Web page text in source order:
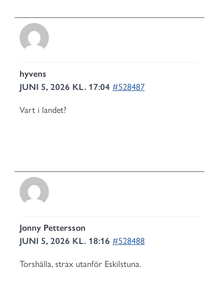
hyvens
JUNI 5, 2026 KL. 17:04 #528487
Vart i landet?
Jonny Pettersson
JUNI 5, 2026 KL. 18:16 #528488
Torshälla, strax utanför Eskilstuna.